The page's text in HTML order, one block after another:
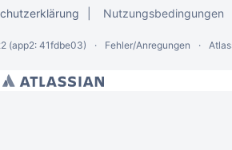
Nutzungsbedingungen
(app2: 41fdbe03) Fehler/Anregungen